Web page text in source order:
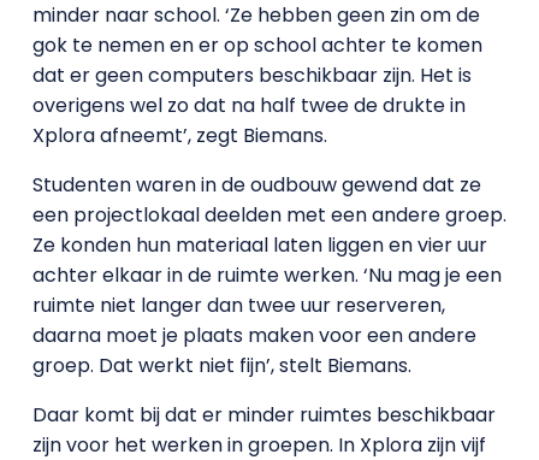
minder naar school. ‘Ze hebben geen zin om de
gok te nemen en er op school achter te komen
dat er geen computers beschikbaar zijn. Het is
overigens wel zo dat na half twee de drukte in
Xplora afneemt’, zegt Biemans.
Studenten waren in de oudbouw gewend dat ze
een projectlokaal deelden met een andere groep.
Ze konden hun materiaal laten liggen en vier uur
achter elkaar in de ruimte werken. ‘Nu mag je een
ruimte niet langer dan twee uur reserveren,
daarna moet je plaats maken voor een andere
groep. Dat werkt niet fijn’, stelt Biemans.
Daar komt bij dat er minder ruimtes beschikbaar
zijn voor het werken in groepen. In Xplora zijn vijf